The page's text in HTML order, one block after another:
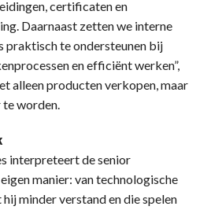
certificaten en
Daarnaast zetten we interne
praktisch te ondersteunen bij
en efficiënt werken”,
alleen producten verkopen, maar
worden.
interpreteert de senior
manier: van technologische
minder verstand en die spelen